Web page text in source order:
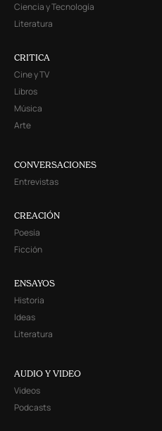
Ciencia y Tecnología
Literatura
CRITICA
Cine y TV
Libros
Música
Arte
CONVERSACIONES
Entrevistas
CREACIÓN
Poesía
Ficción
ENSAYOS
Historia
Ideas
Literatura
AUDIO Y VIDEO
Videos
Podcasts